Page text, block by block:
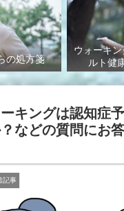
の処方箋
ウォーキ
ルト健
キングは認知症
などの質問にお
記事